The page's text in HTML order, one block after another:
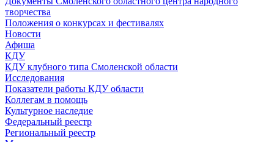
творчества
Положения о конкурсах и фестивалях
Новости
Афиша
КДУ
КДУ клубного типа Смоленской области
Исследования
Показатели работы КДУ области
Коллегам в помощь
Культурное наследие
Федеральный реестр
Региональный реестр